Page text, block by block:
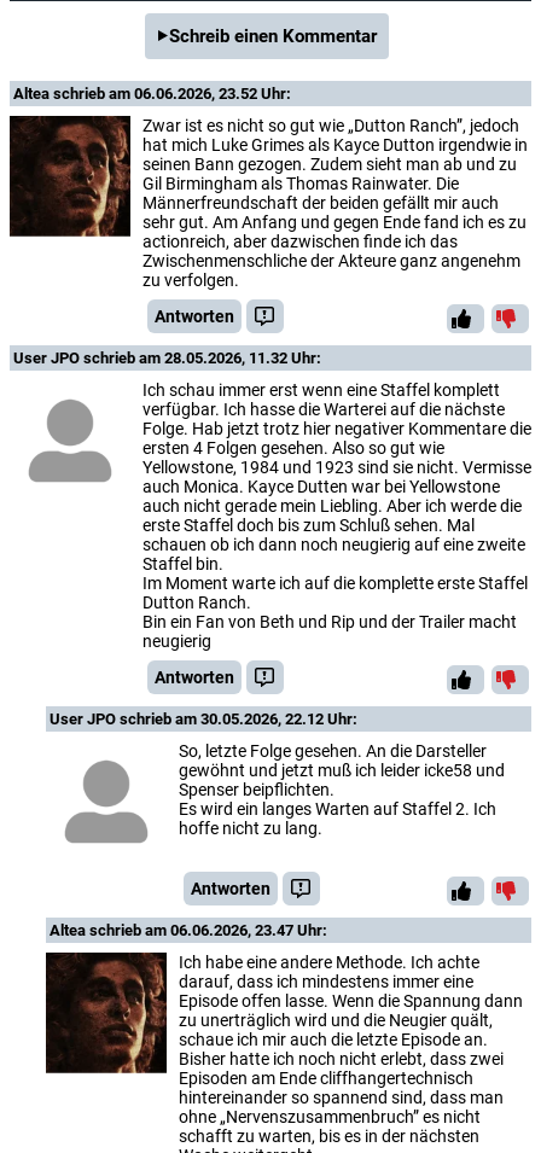
Schreib einen Kommentar
Altea schrieb am 06.06.2026, 23.52 Uhr:
Zwar ist es nicht so gut wie „Dutton Ranch”, jedoch
hat mich Luke Grimes als Kayce Dutton irgendwie in
seinen Bann gezogen. Zudem sieht man ab und zu
Gil Birmingham als Thomas Rainwater. Die
Männerfreundschaft der beiden gefällt mir auch
sehr gut. Am Anfang und gegen Ende fand ich es zu
actionreich, aber dazwischen finde ich das
Zwischenmenschliche der Akteure ganz angenehm
zu verfolgen.
Antworten
User JPO schrieb am 28.05.2026, 11.32 Uhr:
Ich schau immer erst wenn eine Staffel komplett
verfügbar. Ich hasse die Warterei auf die nächste
Folge. Hab jetzt trotz hier negativer Kommentare die
ersten 4 Folgen gesehen. Also so gut wie
Yellowstone, 1984 und 1923 sind sie nicht. Vermisse
auch Monica. Kayce Dutten war bei Yellowstone
auch nicht gerade mein Liebling. Aber ich werde die
erste Staffel doch bis zum Schluß sehen. Mal
schauen ob ich dann noch neugierig auf eine zweite
Staffel bin.
Im Moment warte ich auf die komplette erste Staffel
Dutton Ranch.
Bin ein Fan von Beth und Rip und der Trailer macht
neugierig
Antworten
User JPO schrieb am 30.05.2026, 22.12 Uhr:
So, letzte Folge gesehen. An die Darsteller
gewöhnt und jetzt muß ich leider icke58 und
Spenser beipflichten.
Es wird ein langes Warten auf Staffel 2. Ich
hoffe nicht zu lang.
Antworten
Altea schrieb am 06.06.2026, 23.47 Uhr:
Ich habe eine andere Methode. Ich achte
darauf, dass ich mindestens immer eine
Episode offen lasse. Wenn die Spannung dann
zu unerträglich wird und die Neugier quält,
schaue ich mir auch die letzte Episode an.
Bisher hatte ich noch nicht erlebt, dass zwei
Episoden am Ende cliffhangertechnisch
hintereinander so spannend sind, dass man
ohne „Nervenszusammenbruch” es nicht
schafft zu warten, bis es in der nächsten